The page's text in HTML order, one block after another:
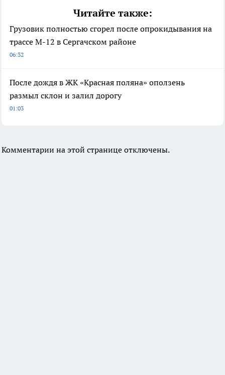
Читайте также:
Грузовик полностью сгорел после опрокидывания на
трассе М-12 в Сергачском районе
06:32
После дождя в ЖК «Красная поляна» оползень
размыл склон и залил дорогу
01:03
Комментарии на этой странице отключены.